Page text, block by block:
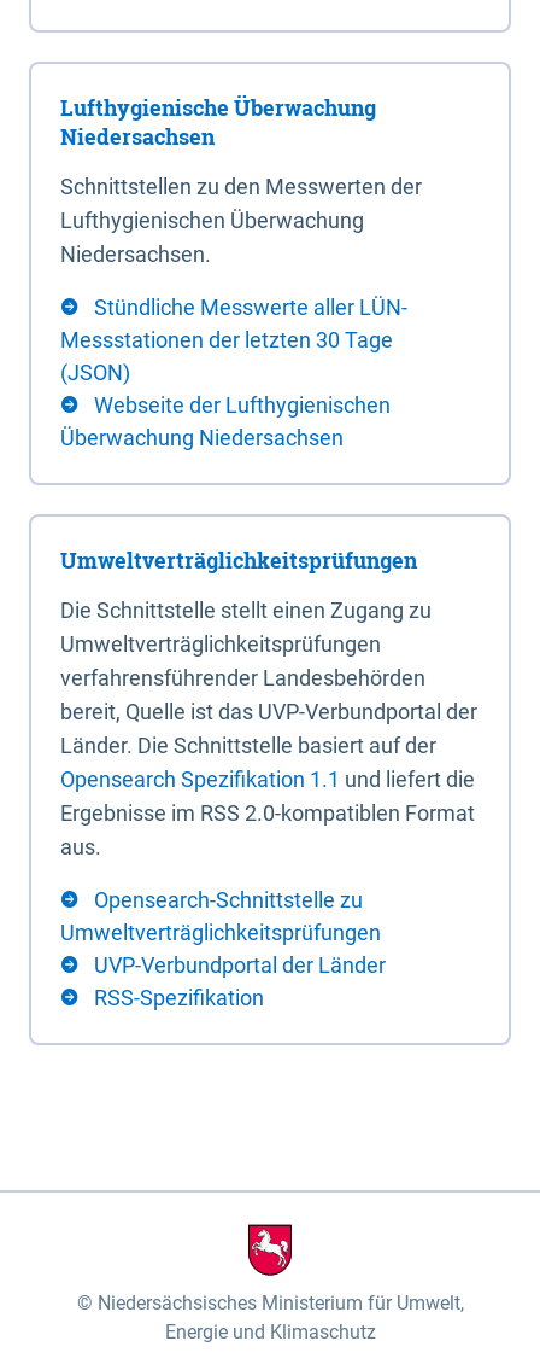
Lufthygienische Überwachung
Niedersachsen
Schnittstellen zu den Messwerten der
Lufthygienischen Überwachung
Niedersachsen.
Stündliche Messwerte aller LÜN-
Messstationen der letzten 30 Tage
(JSON)
Webseite der Lufthygienischen
Überwachung Niedersachsen
Umweltverträglichkeitsprüfungen
Die Schnittstelle stellt einen Zugang zu
Umweltverträglichkeitsprüfungen
verfahrensführender Landesbehörden
bereit, Quelle ist das UVP-Verbundportal der
Länder. Die Schnittstelle basiert auf der
Opensearch Spezifikation 1.1 und liefert die
Ergebnisse im RSS 2.0-kompatiblen Format
aus.
Opensearch-Schnittstelle zu
Umweltverträglichkeitsprüfungen
UVP-Verbundportal der Länder
RSS-Spezifikation
Niedersächsisches Ministerium für Umwelt,
Energie und Klimaschutz